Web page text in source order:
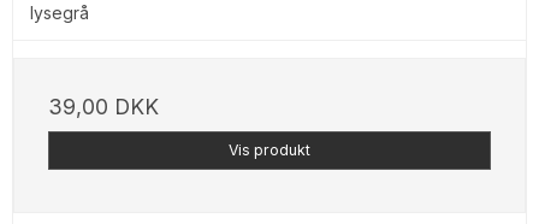
lysegrå
39,00 DKK
Vis produkt